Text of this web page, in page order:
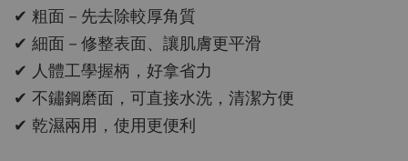
✔ 粗面－先去除較厚角質
✔ 細面－修整表面、讓肌膚更平滑
✔ 人體工學握柄，好拿省力
✔ 不鏽鋼磨面，可直接水洗，清潔方便
✔ 乾濕兩用，使用更便利